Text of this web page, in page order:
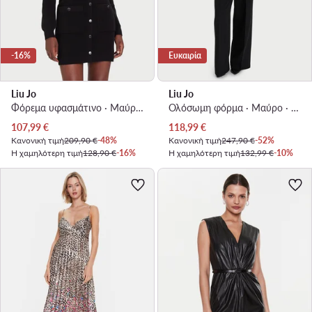
-16%
Liu Jo
Φόρεμα υφασμάτινο · Μαύρο · Mini
Τρέχουσα τιμή
107,99€
Κανονική τιμή209,90 €-48%
Η χαμηλότερη τιμή128,90 €-16%
Ευκαιρία
Liu Jo
Ολόσωμη φόρμα · Μαύρο · Μακρύ
Τρέχουσα τιμή
118,99€
Κανονική τιμή247,90 €-52%
Η χαμηλότερη τιμή132,99 €-10%